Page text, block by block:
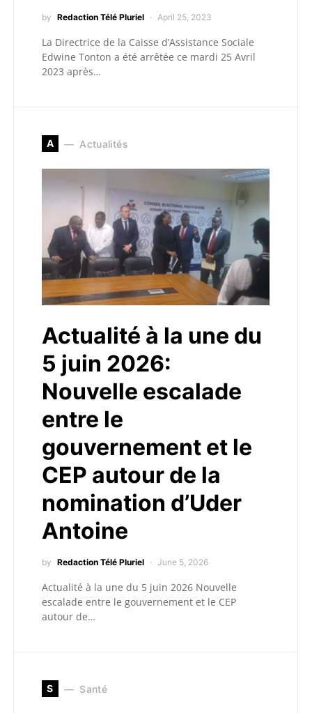
by Redaction Télé Pluriel April 25, 2023
La Directrice de la Caisse d’Assistance Sociale
Edwine Tonton a été arrêtée ce mardi 25 Avril
2023 après…
A Actualités
Actualité à la une du
5 juin 2026:
Nouvelle escalade
entre le
gouvernement et le
CEP autour de la
nomination d’Uder
Antoine
by Redaction Télé Pluriel June 5, 2026
Actualité à la une du 5 juin 2026 Nouvelle
escalade entre le gouvernement et le CEP
autour de…
S Santé